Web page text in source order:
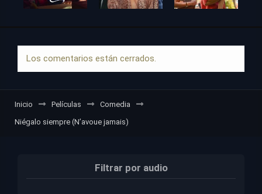
Los comentarios están cerrados.
Inicio Películas
Comedia
Niégalo siempre (N’avoue jamais)
Filtrar por audio